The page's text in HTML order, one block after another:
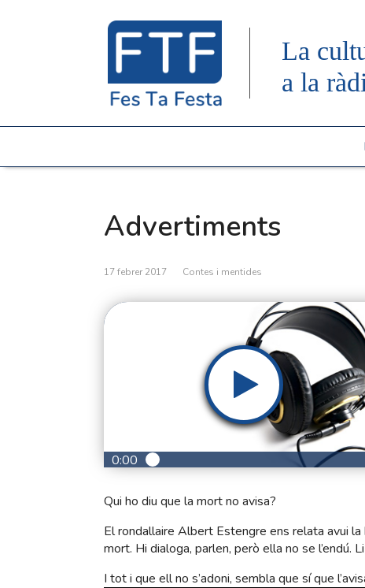
La
a la
Advertiments
17 febrer 2017 Contes i mentides
0:00
Qui ho diu que la mort no avisa?
El rondallaire Albert Estengre ens relata avui
mort. Hi dialoga, parlen, però ella no se l’endú.
I tot i que ell no s’adoni, sembla que sí que